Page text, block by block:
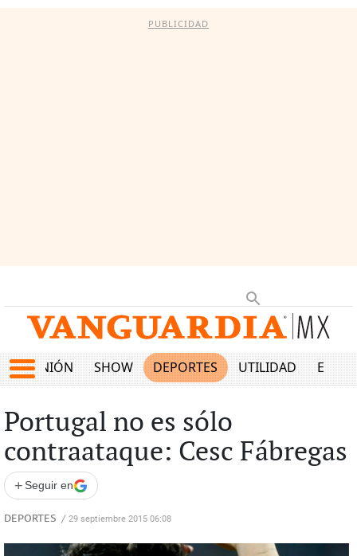
PUBLICIDAD
OPINIÓN SHOW DEPORTES UTILIDAD
Portugal no es sólo
contraataque: Cesc Fábregas
+ Seguir en
DEPORTES / 29 septiembre 2015 06:08